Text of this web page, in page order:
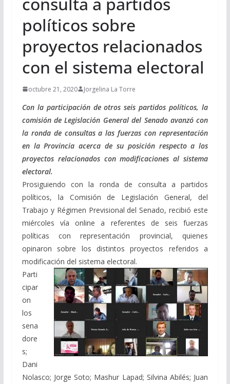
políticos sobre
proyectos relacionados
con el sistema electoral
octubre 21, 2020 Jorgelina La Torre
Con la participación de otros seis partidos políticos, la
comisión de Legislación General del Senado avanzó con
la ronda de consultas a las fuerzas con representación
en la Provincia acerca de su posición respecto a los
proyectos relacionados con modificaciones al sistema
electoral.
Prosiguiendo con la ronda de consulta a partidos
políticos, la Comisión de Legislación General, del
Trabajo y Régimen Previsional del Senado, recibió este
miércoles vía online a referentes de seis fuerzas
políticas con representación provincial, quienes
opinaron sobre los distintos proyectos referidos a
modificación del sistema electoral.
Parti
cipar
on
los
sena
dore
s;
Dani
Nolasco; Jorge Soto; Mashur Lapad; Silvina Abilés; Juan